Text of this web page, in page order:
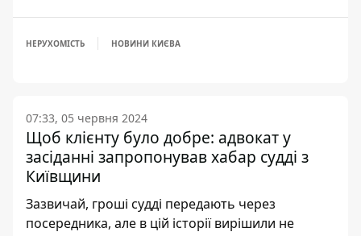
НЕРУХОМІСТЬ НОВИНИ КИЄВА
07:33, 05 червня 2024
Щоб клієнту було добре: адвокат у
засіданні запропонував хабар судді з
Київщини
Зазвичай, гроші судді передають через
посередника, але в цій історії вирішили не